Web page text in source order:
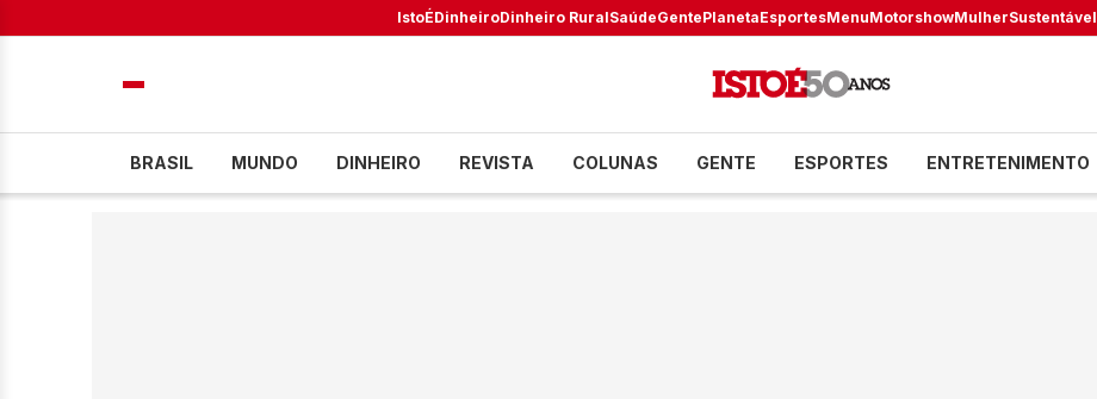
IstoÉDinheiroDinheiro RuralSaúdeGentePlanetaEsportesMenuMotorshowMulherSustentável
BRASIL MUNDO DINHEIRO REVISTA COLUNAS GENTE ESPORTES ENTRETENIMENTO